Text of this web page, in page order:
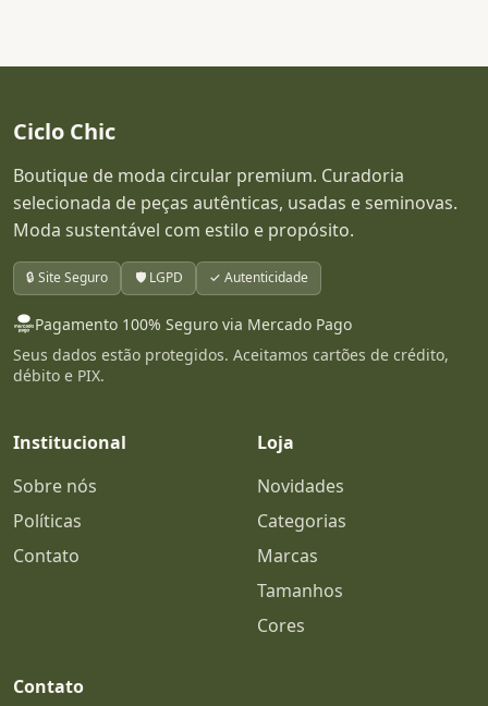
Ciclo Chic
Boutique de moda circular premium. Curadoria
selecionada de peças autênticas, usadas e seminovas.
Moda sustentável com estilo e propósito.
🔒 Site Seguro 🛡️ LGPD ✓ Autenticidade
Pagamento 100% Seguro via Mercado Pago
Seus dados estão protegidos. Aceitamos cartões de crédito,
débito e PIX.
Institucional
Sobre nós
Políticas
Contato
Loja
Novidades
Categorias
Marcas
Tamanhos
Cores
Contato